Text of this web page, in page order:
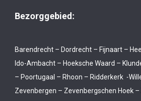
Bezorggebied:
Barendrecht – Dordrecht – Fijnaart –
Ido-Ambacht – Hoeksche Waard –
– Poortugaal – Rhoon – Ridderkerk -
Zevenbergen – Zevenbergschen Hoek